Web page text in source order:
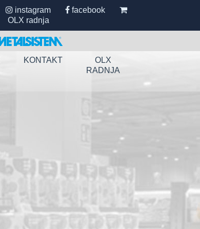
instagram
facebook
OLX radnja
KONTAKT
OLX
RADNJA